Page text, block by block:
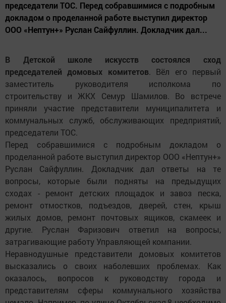
председатели ТОС. Перед собравшимися с подробным
докладом о проделанной работе выступил директор
ООО «Нептун+» Руслан Сайфуллин. Докладчик дал...
В Детской школе искусств состоялся сход
председателей домовых комитетов. Вёл его первый
заместитель руководителя исполкома по
строительству и ЖКХ Семур Шамилов. Во встрече
приняли участие представители муниципалитета и
коммунальных служб, обслуживающих предприятий,
председатели ТОС.
Перед собравшимися с подробным докладом о
проделанной работе выступил директор ООО «Нептун+»
Руслан Сайфуллин. Докладчик дал ответы на те
вопросы, которые были подняты на предыдущих
сходах - ремонт детских площадок и завоз песка,
ремонт отмостков, подъездов, дверей, стен, крыш
жилых домов, ремонт почтовых ящиков, скамеек и
другие. Руслан Фаризович ответил на вопросы,
затрагивающие работу Управляющей компании.
Неравнодушные представители домовых комитетов
высказались о своих наболевших проблемах. Как
оказалось, вопросов к руководству города и
представителям сферы коммунального хозяйства